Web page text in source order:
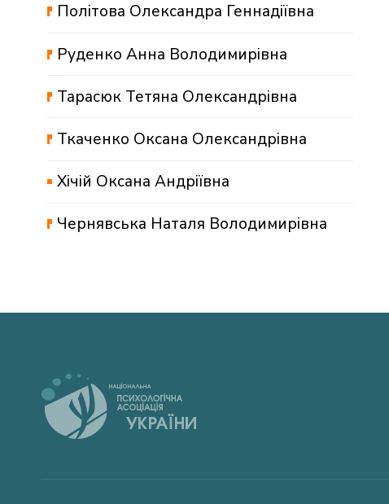
Політова Олександра Геннадіївна
Руденко Анна Володимирівна
Тарасюк Тетяна Олександрівна
Ткаченко Оксана Олександрівна
Хічій Оксана Андріївна
Чернявська Наталя Володимирівна